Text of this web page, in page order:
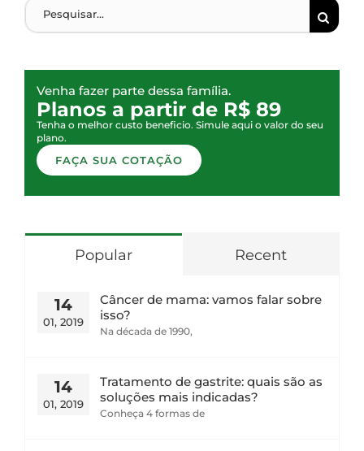
Venha fazer parte dessa família.
Planos a partir de R$ 89
Tenha o melhor custo beneficio. Simule aqui o valor do seu
plano.
FAÇA SUA COTAÇÃO
Popular Recent
14
01, 2019
Câncer de mama: vamos falar sobre
isso?
Na década de 1990,
14
01, 2019
Tratamento de gastrite: quais são as
soluções mais indicadas?
Conheça 4 formas de